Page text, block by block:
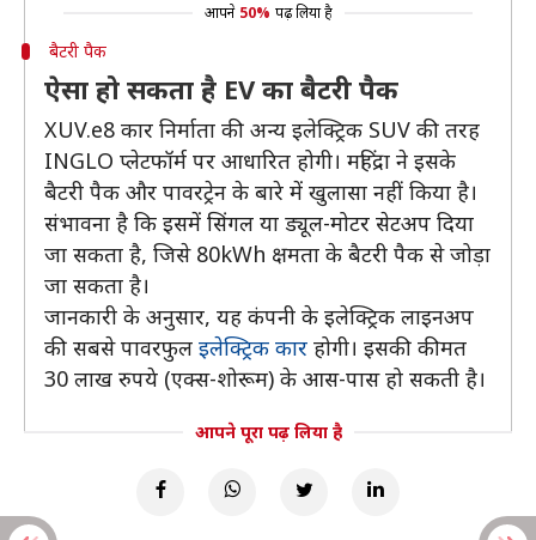
आपने 50% पढ़ लिया है
बैटरी पैक
ऐसा हो सकता है EV का बैटरी पैक
XUV.e8 कार निर्माता की अन्य इलेक्ट्रिक SUV की तरह
INGLO प्लेटफॉर्म पर आधारित होगी। महिंद्रा ने इसके
बैटरी पैक और पावरट्रेन के बारे में खुलासा नहीं किया है।
संभावना है कि इसमें सिंगल या ड्यूल-मोटर सेटअप दिया
जा सकता है, जिसे 80kWh क्षमता के बैटरी पैक से जोड़ा
जा सकता है।
जानकारी के अनुसार, यह कंपनी के इलेक्ट्रिक लाइनअप
की सबसे पावरफुल इलेक्ट्रिक कार होगी। इसकी कीमत
30 लाख रुपये (एक्स-शोरूम) के आस-पास हो सकती है।
आपने पूरा पढ़ लिया है